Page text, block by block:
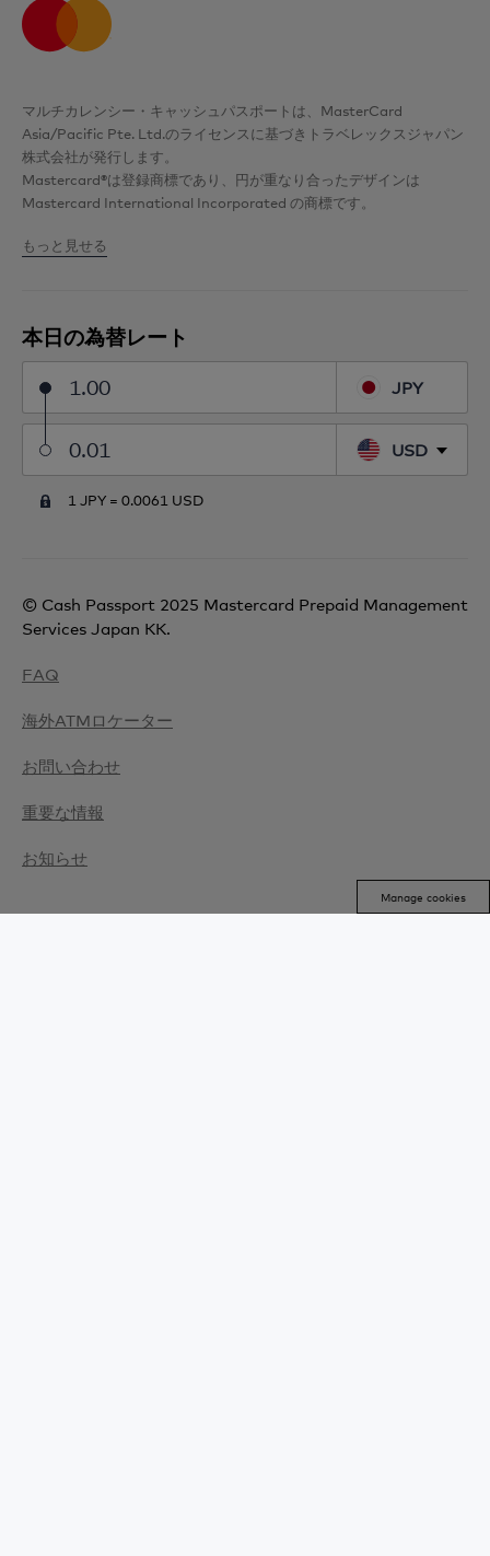
マルチカレンシー・キャッシュパスポートは、MasterCard
Asia/Pacific Pte. Ltd.のライセンスに基づきトラベレックスジャパン
株式会社が発行します。
Mastercard®は登録商標であり、円が重なり合ったデザインは
Mastercard International Incorporated の商標です。
トラベレックスジャパン株式会社は、資金決済に関する法律（平成21
もっと見せる
本日の為替レート
JPY
USD
1 JPY = 0.0061 USD
© Cash Passport 2025 Mastercard Prepaid Management
Services Japan KK.
FAQ
海外ATMロケーター
お問い合わせ
重要な情報
お知らせ
Manage cookies